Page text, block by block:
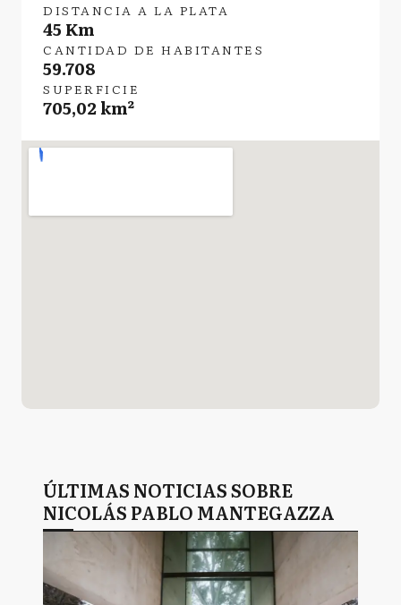
DISTANCIA A LA PLATA
45 Km
CANTIDAD DE HABITANTES
59.708
SUPERFICIE
705,02 km²
ÚLTIMAS NOTICIAS SOBRE
NICOLÁS PABLO MANTEGAZZA